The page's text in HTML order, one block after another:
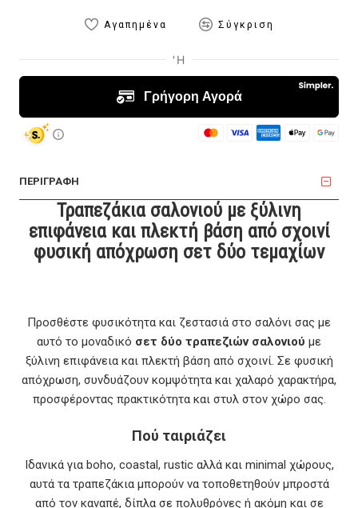
Αγαπημένα Σύγκριση
ΠΕΡΙΓΡΑΦΗ
Τραπεζάκια σαλονιού με ξύλινη
επιφάνεια και πλεκτή βάση από σχοινί
φυσική απόχρωση σετ δύο τεμαχίων
Προσθέστε φυσικότητα και ζεστασιά στο σαλόνι σας με
αυτό το μοναδικό σετ δύο τραπεζιών σαλονιού με
ξύλινη επιφάνεια και πλεκτή βάση από σχοινί. Σε φυσική
απόχρωση, συνδυάζουν κομψότητα και χαλαρό χαρακτήρα,
προσφέροντας πρακτικότητα και στυλ στον χώρο σας.
Πού ταιριάζει
Ιδανικά για boho, coastal, rustic αλλά και minimal χώρους,
αυτά τα τραπεζάκια μπορούν να τοποθετηθούν μπροστά
από τον καναπέ, δίπλα σε πολυθρόνες ή ακόμη και σε